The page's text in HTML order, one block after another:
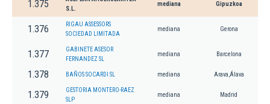
1.375
S.L.
mediana Gipuzkoa
1.376
RIGAU ASSESSORS
SOCIEDAD LIMITADA
mediana Gerona
1.377
GABINETE ASESOR
FERNANDEZ SL
mediana Barcelona
1.378 BAÑOS SOCARDI SL mediana Arava,Álava
1.379
GESTORIA MONTERO-RAEZ
SLP
mediana Madrid